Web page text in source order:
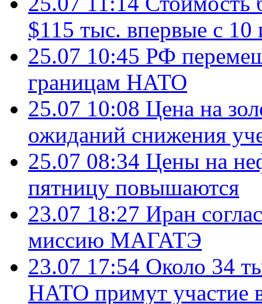
$115 тыс. впервые с 10
25.07 10:45 РФ
границам НАТО
25.07 10:08 Цена на
ожиданий снижения
25.07 08:34 Цены на
пятницу повышаются
23.07 18:27 Иран
миссию МАГАТЭ
23.07 17:54 Около 34
НАТО примут участие